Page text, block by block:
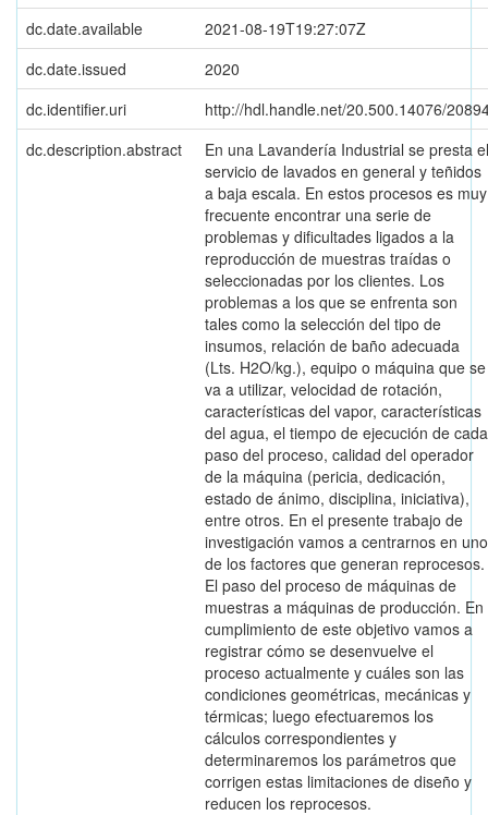
dc.date.available
2021-08-19T19:27:07Z
dc.date.issued
2020
dc.identifier.uri
http://hdl.handle.net/20.500.14076/
dc.description.abstract
En una Lavandería Industrial se presta el
servicio de lavados en general y teñidos
a baja escala. En estos procesos es muy
frecuente encontrar una serie de
problemas y dificultades ligados a la
reproducción de muestras traídas o
seleccionadas por los clientes. Los
problemas a los que se enfrenta son
tales como la selección del tipo de
insumos, relación de baño adecuada
(Lts. H2O/kg.), equipo o máquina que se
va a utilizar, velocidad de rotación,
características del vapor, características
del agua, el tiempo de ejecución de cada
paso del proceso, calidad del operador
de la máquina (pericia, dedicación,
estado de ánimo, disciplina, iniciativa),
entre otros. En el presente trabajo de
investigación vamos a centrarnos en uno
de los factores que generan reprocesos.
El paso del proceso de máquinas de
muestras a máquinas de producción. En
cumplimiento de este objetivo vamos a
registrar cómo se desenvuelve el
proceso actualmente y cuáles son las
condiciones geométricas, mecánicas y
térmicas; luego efectuaremos los
cálculos correspondientes y
determinaremos los parámetros que
corrigen estas limitaciones de diseño y
reducen los reprocesos.